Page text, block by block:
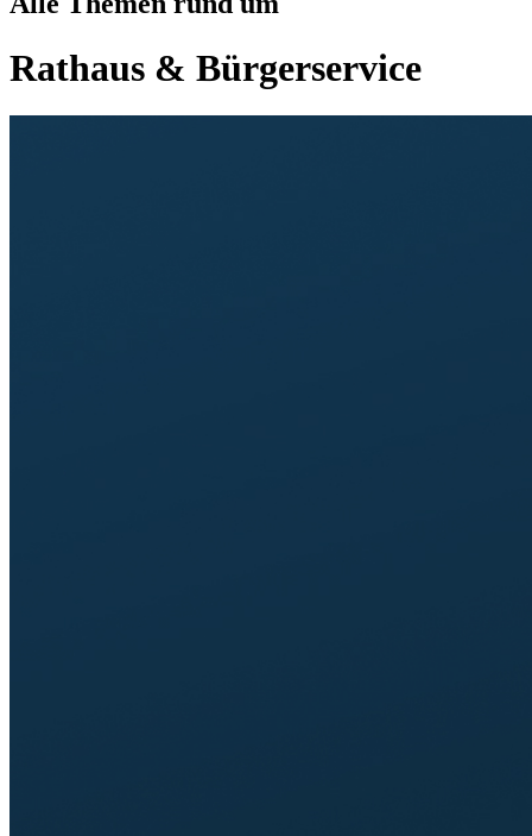
Rathaus & Bürgerservice